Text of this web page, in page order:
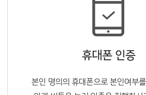
휴대폰 인증
본인 명의의 휴대폰으로 본인여부